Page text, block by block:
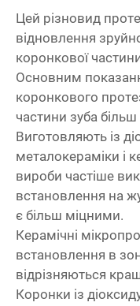
Цей різновид
відновлення
коронкової
Основним
коронкового
частини зуба більш
Виготовляють із
металокераміки і
вироби частіше
встановлення на
є більш міцними.
Керамічні
встановлення в
відрізняються
Коронки із